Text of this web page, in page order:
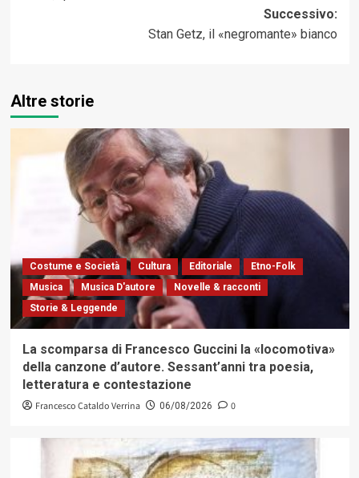
Successivo:
Stan Getz, il «negromante» bianco
Altre storie
Costume e Società Cultura Editoriale
Etno-Folk
Musica
Musica D'autore
Novelle & racconti
Storie & Leggende
La scomparsa di Francesco Guccini la «locomotiva»
della canzone d’autore. Sessant’anni tra poesia,
letteratura e contestazione
Francesco Cataldo Verrina 06/08/2026 0